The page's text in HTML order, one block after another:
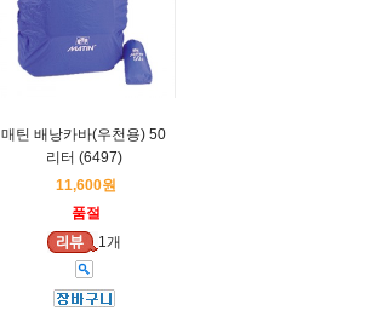
매틴 배낭카바(우천용) 50
리터 (6497)
11,600원
품절
1개